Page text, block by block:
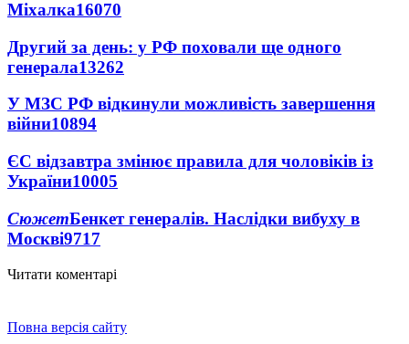
Міхалка16070
Другий за день: у РФ поховали ще одного
генерала13262
У МЗС РФ відкинули можливість завершення
війни10894
ЄС відзавтра змінює правила для чоловіків із
України10005
СюжетБенкет генералів. Наслідки вибуху в
Москві9717
Читати коментарі
Повна версія сайту